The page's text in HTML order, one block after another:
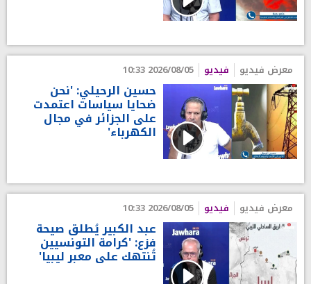
معرض فيديو فيديو 2026/08/05 10:33
حسين الرحيلي: 'نحن
ضحايا سياسات اعتمدت
على الجزائر في مجال
الكهرباء'
معرض فيديو فيديو 2026/08/05 10:33
عبد الكبير يُطلق صيحة
فزع: 'كرامة التونسيين
تُنتهك على معبر ليبيا'